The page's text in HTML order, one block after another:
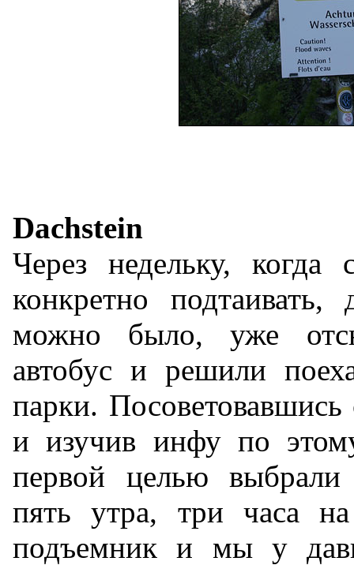
Dachstein
Через недельку,
конкретно
можно было, уже
автобус и решили
парки.
и изучив инфу по
первой целью
пять утра, три часа
подъемник и мы у